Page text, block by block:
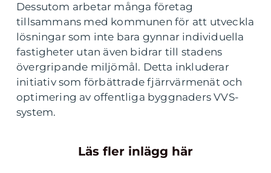
Dessutom arbetar många företag
tillsammans med kommunen för att utveckla
lösningar som inte bara gynnar individuella
fastigheter utan även bidrar till stadens
övergripande miljömål. Detta inkluderar
initiativ som förbättrade fjärrvärmenät och
optimering av offentliga byggnaders VVS-
system.
Läs fler inlägg här